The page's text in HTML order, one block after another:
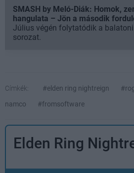
SMASH by Meló-Diák: Homok,
hangulata – Jön a második
Július végén folytatódik a
sorozat.
Címkék: #elden ring nightreign
namco
#fromsoftware
Elden Ring